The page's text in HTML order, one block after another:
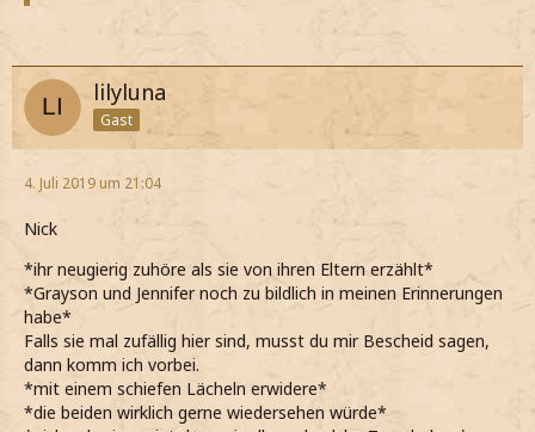
lilyluna
Gast
4. Juli 2019 um 21:04
Nick
*ihr neugierig zuhöre als sie von ihren Eltern erzählt*
*Grayson und Jennifer noch zu bildlich in meinen Erinnerungen
habe*
Falls sie mal zufällig hier sind, musst du mir Bescheid sagen,
dann komm ich vorbei.
*mit einem schiefen Lächeln erwidere*
*die beiden wirklich gerne wiedersehen würde*